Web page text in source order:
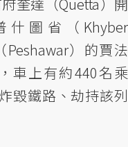
圖省（Khyber
）的賈法
車上有約440名乘
毀鐵路、劫持該列